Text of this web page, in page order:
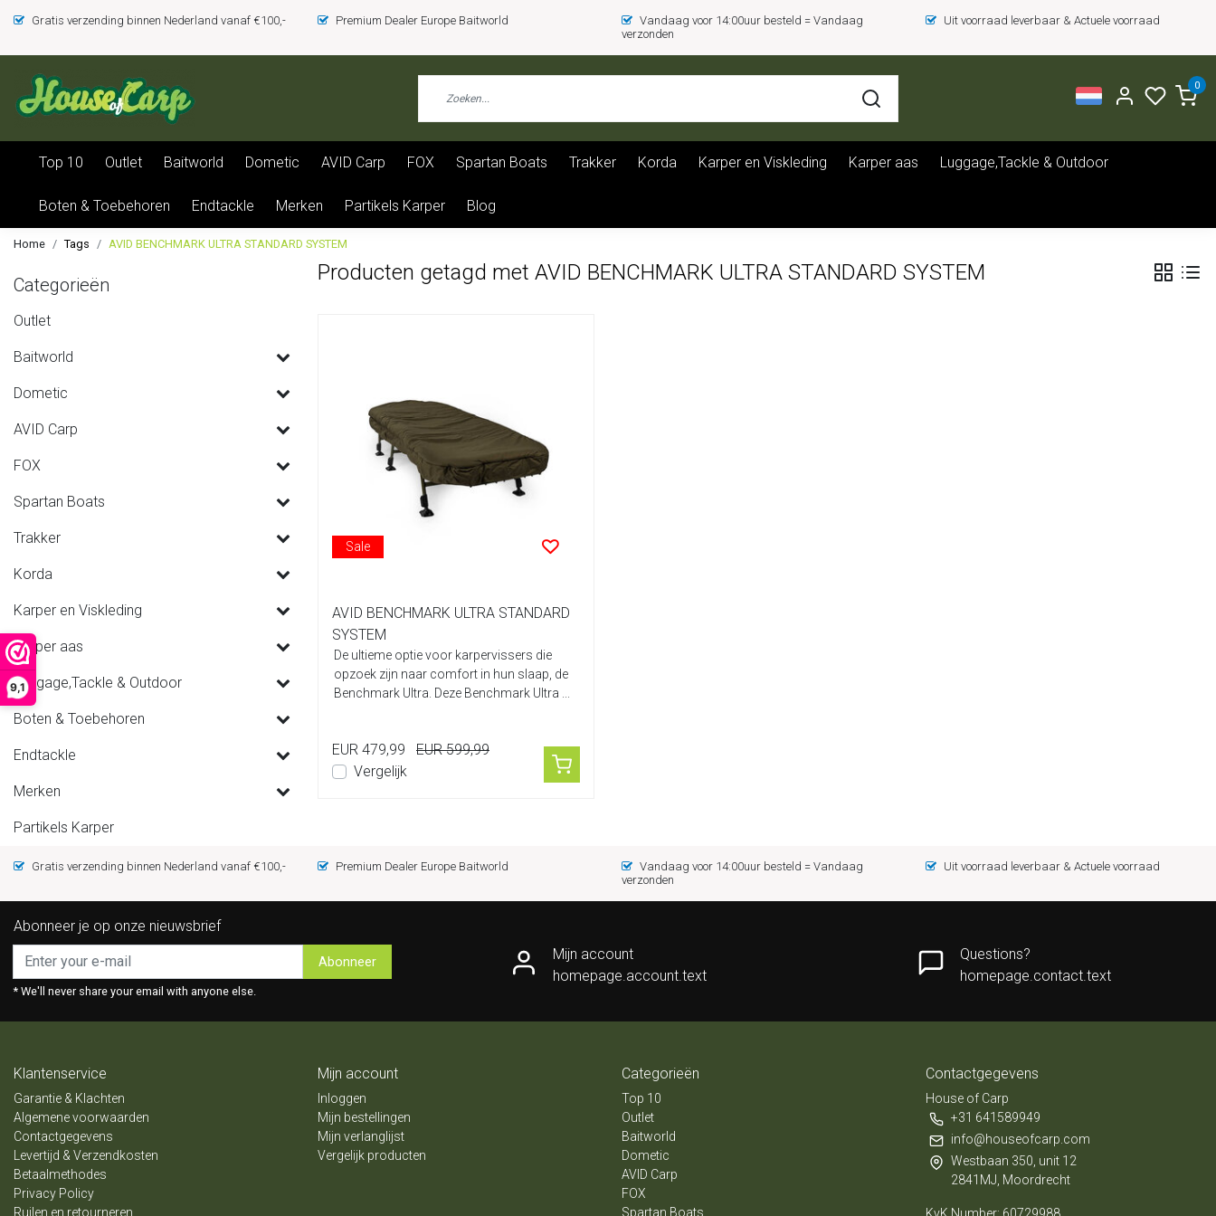
9,1
Gratis verzending binnen Nederland vanaf €100,- Premium Dealer Europe Baitworld
Vandaag voor 14:00uur besteld = Vandaag
verzonden
Uit voorraad leverbaar & Actuele voorraad
0
Top 10 Outlet Baitworld Dometic AVID Carp FOX Spartan Boats Trakker Korda Karper en Viskleding Karper aas Luggage,Tackle & Outdoor
Boten & Toebehoren Endtackle Merken Partikels Karper Blog
Home Tags AVID BENCHMARK ULTRA STANDARD SYSTEM
Categorieën
Outlet
Baitworld
Dometic
AVID Carp
FOX
Spartan Boats
Trakker
Korda
Karper en Viskleding
Karper aas
Luggage,Tackle & Outdoor
Boten & Toebehoren
Endtackle
Merken
Partikels Karper
Producten getagd met AVID BENCHMARK ULTRA STANDARD SYSTEM
Sale
AVID BENCHMARK ULTRA STANDARD
SYSTEM
De ultieme optie voor karpervissers die
opzoek zijn naar comfort in hun slaap, de
Benchmark Ultra. Deze Benchmark Ultra ...
EUR 479,99
EUR 599,99
Vergelijk
Gratis verzending binnen Nederland vanaf €100,- Premium Dealer Europe Baitworld
Vandaag voor 14:00uur besteld = Vandaag
verzonden
Uit voorraad leverbaar & Actuele voorraad
Abonneer je op onze nieuwsbrief
Abonneer
* We'll never share your email with anyone else.
Mijn account
homepage.account.text
Questions?
homepage.contact.text
Klantenservice
Garantie & Klachten
Algemene voorwaarden
Contactgegevens
Levertijd & Verzendkosten
Betaalmethodes
Privacy Policy
Ruilen en retourneren
Mijn account
Inloggen
Mijn bestellingen
Mijn verlanglijst
Vergelijk producten
Categorieën
Top 10
Outlet
Baitworld
Dometic
AVID Carp
FOX
Spartan Boats
Contactgegevens
House of Carp
+31 641589949
info@houseofcarp.com
Westbaan 350, unit 12
2841MJ, Moordrecht